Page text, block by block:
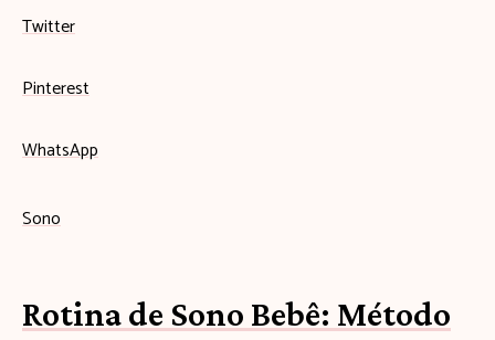
Twitter
Pinterest
WhatsApp
Sono
Rotina de Sono Bebê: Método